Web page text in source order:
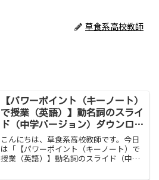
草食系高校教師
【パワーポイント（キーノート）
で授業（英語）】動名詞のスライ
ド（中学バージョン）ダウンロー
ド
こんにちは、草食系高校教師です。今日
は「【パワーポイント（キーノート）で
授業（英語）】動名詞のスライド（中学